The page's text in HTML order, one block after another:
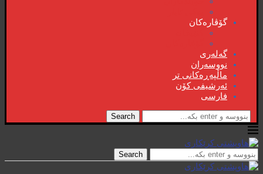
گۆڤارەکان
گەلەری
نووسەران
ماڵپەڕەکانی تر
ئەرشیفی کۆن
فارسی
Search
Search